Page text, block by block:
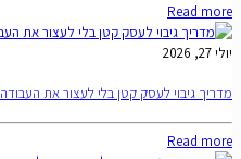
Read more
יולי 27, 2026
מדריך גיבוי לעסק קטן בלי לעצור את העבודה
Read more